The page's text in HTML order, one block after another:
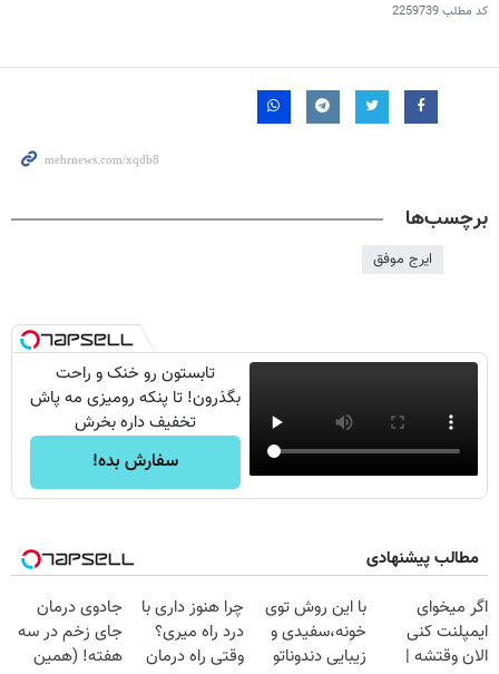
کد مطلب2259739
برچسب‌ها
ایرج موفق
تابستون رو خنک و راحت
بگذرون! تا پنکه رومیزی مه پاش
تخفیف داره بخرش
سفارش بده!
مطالب پیشنهادی
اگر میخوای
ایمپلنت کنی
الان وقتشه |
با این روش توی
خونه،سفیدی و
زیبایی دندوناتو
چرا هنوز داری با
درد راه میری؟
وقتی راه درمان
جادوی درمان
جای زخم در سه
هفته! (همین